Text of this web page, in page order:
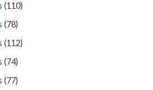
(110)
(78)
(112)
(74)
(77)